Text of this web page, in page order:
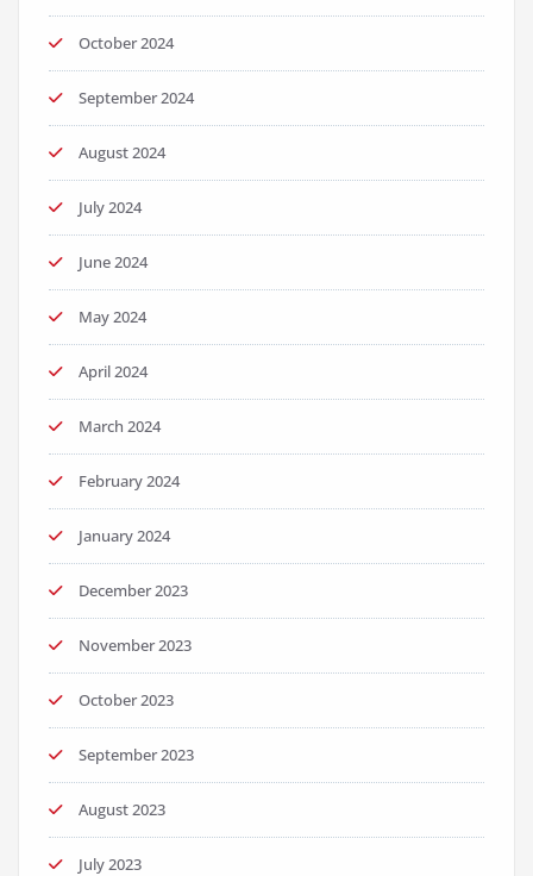
October 2024
September 2024
August 2024
July 2024
June 2024
May 2024
April 2024
March 2024
February 2024
January 2024
December 2023
November 2023
October 2023
September 2023
August 2023
July 2023